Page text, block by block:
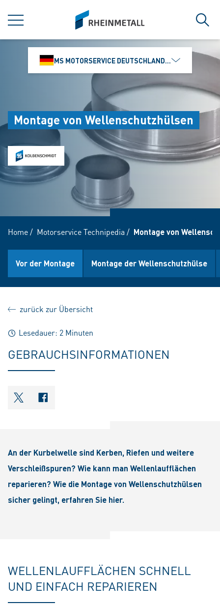
MENÜ
siteLogo
MS MOTORSERVICE DEUTSCHLAND GMBH
Montage von Wellenschutzhülsen
Home/ Motorservice Technipedia / Montage von
Vor der Montage Montage der Wellenschutzhülse
zurück zur Übersicht
Lesedauer: 2 Minuten
GEBRAUCHSINFORMATIONEN
shareOntwitter
shareOnfacebook
An der Kurbelwelle sind Kerben, Riefen und weitere
Verschleißspuren? Wie kann man Wellenlaufflächen
reparieren? Wie die Montage von Wellenschutzhülsen
sicher gelingt, erfahren Sie hier.
WELLENLAUFFLÄCHEN SCHNELL
UND EINFACH REPARIEREN